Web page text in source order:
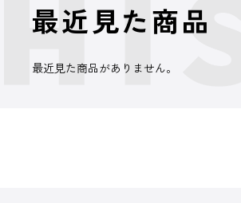
最近見た商品
最近見た商品がありません。